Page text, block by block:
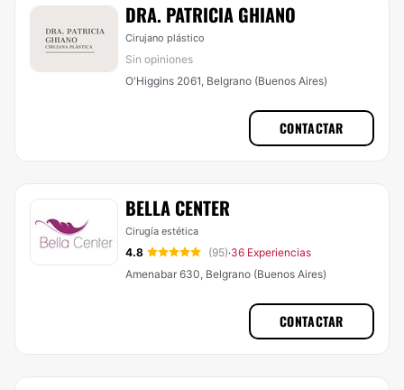
DRA. PATRICIA GHIANO
Cirujano plástico
Sin opiniones
O'Higgins 2061, Belgrano (Buenos Aires)
CONTACTAR
BELLA CENTER
Cirugía estética
4.8 (95)·36 Experiencias
Amenabar 630, Belgrano (Buenos Aires)
CONTACTAR